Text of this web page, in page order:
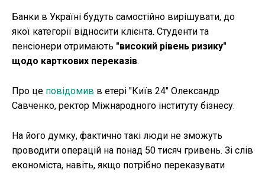
Банки в Україні будуть самостійно вирішувати, до
якої категорії відносити клієнта. Студенти та
пенсіонери отримають "високий рівень ризику"
щодо карткових переказів.
Про це повідомив в етері "Київ 24" Олександр
Савченко, ректор Міжнародного інституту бізнесу.
На його думку, фактично такі люди не зможуть
проводити операцій на понад 50 тисяч гривень. Зі слів
економіста, навіть, якщо потрібно переказувати